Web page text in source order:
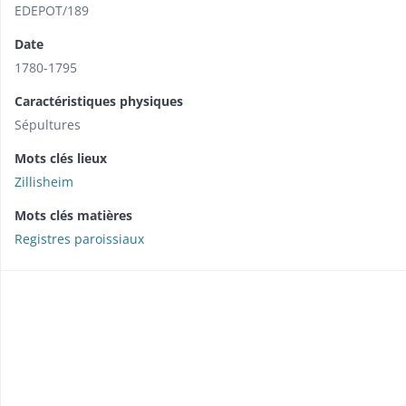
EDEPOT/189
Date
1780-1795
Caractéristiques physiques
Sépultures
Mots clés lieux
Zillisheim
Mots clés matières
Registres paroissiaux